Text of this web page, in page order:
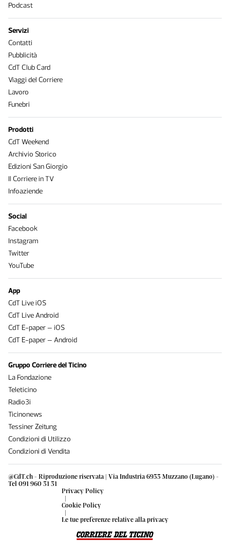
@CdT.ch - Riproduzione riservata | Via Industria 6933 Muzzano (Lugano) -
Tel 091 960 31 31
Privacy Policy
|
Cookie Policy
|
Le tue preferenze relative alla privacy
Podcast
Servizi
Contatti
Pubblicità
CdT Club Card
Viaggi del Corriere
Lavoro
Funebri
Prodotti
CdT Weekend
Archivio Storico
Edizioni San Giorgio
Il Corriere in TV
Infoaziende
Social
Facebook
Instagram
Twitter
YouTube
App
CdT Live iOS
CdT Live Android
CdT E-paper – iOS
CdT E-paper – Android
Gruppo Corriere del Ticino
La Fondazione
Teleticino
Radio3i
Ticinonews
Tessiner Zeitung
Condizioni di Utilizzo
Condizioni di Vendita